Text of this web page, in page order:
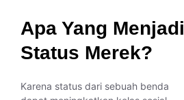
Apa Yang Menjadi
Status Merek?
Karena status dari sebuah benda